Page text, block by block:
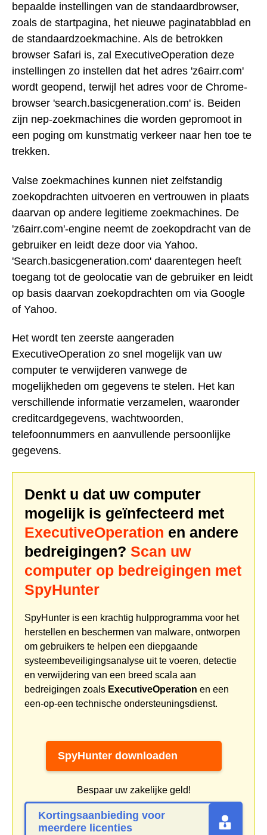
bepaalde instellingen van de standaardbrowser,
zoals de startpagina, het nieuwe paginatabblad en
de standaardzoekmachine. Als de betrokken
browser Safari is, zal ExecutiveOperation deze
instellingen zo instellen dat het adres 'z6airr.com'
wordt geopend, terwijl het adres voor de Chrome-
browser 'search.basicgeneration.com' is. Beiden
zijn nep-zoekmachines die worden gepromoot in
een poging om kunstmatig verkeer naar hen toe te
trekken.
Valse zoekmachines kunnen niet zelfstandig
zoekopdrachten uitvoeren en vertrouwen in plaats
daarvan op andere legitieme zoekmachines. De
'z6airr.com'-engine neemt de zoekopdracht van de
gebruiker en leidt deze door via Yahoo.
'Search.basicgeneration.com' daarentegen heeft
toegang tot de geolocatie van de gebruiker en leidt
op basis daarvan zoekopdrachten om via Google
of Yahoo.
Het wordt ten zeerste aangeraden
ExecutiveOperation zo snel mogelijk van uw
computer te verwijderen vanwege de
mogelijkheden om gegevens te stelen. Het kan
verschillende informatie verzamelen, waaronder
creditcardgegevens, wachtwoorden,
telefoonnummers en aanvullende persoonlijke
gegevens.
Denkt u dat uw computer
mogelijk is geïnfecteerd met
ExecutiveOperation en andere
bedreigingen? Scan uw
computer op bedreigingen met
SpyHunter
SpyHunter is een krachtig hulpprogramma voor het
herstellen en beschermen van malware, ontworpen
om gebruikers te helpen een diepgaande
systeembeveiligingsanalyse uit te voeren, detectie
en verwijdering van een breed scala aan
bedreigingen zoals ExecutiveOperation en een
een-op-een technische ondersteuningsdienst.
SpyHunter downloaden
Bespaar uw zakelijke geld!
Kortingsaanbieding voor
meerdere licenties